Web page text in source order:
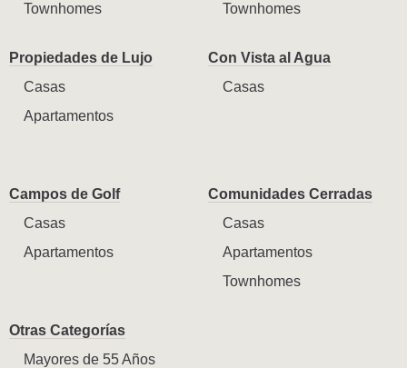
Townhomes
Townhomes
Propiedades de Lujo
Casas
Apartamentos
Con Vista al Agua
Casas
Campos de Golf
Casas
Apartamentos
Comunidades Cerradas
Casas
Apartamentos
Townhomes
Otras Categorías
Mayores de 55 Años